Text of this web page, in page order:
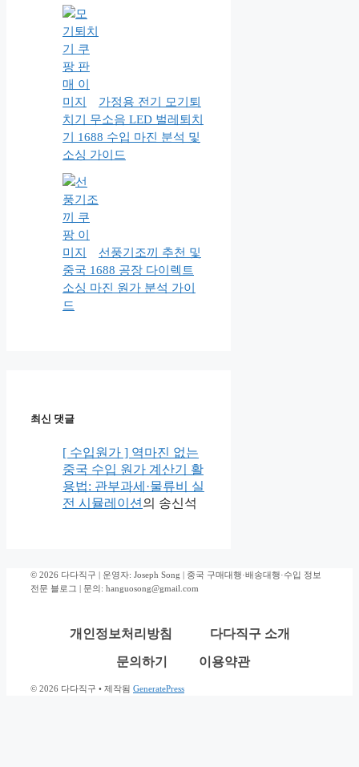
가정용 전기 모기퇴
치기 무소음 LED 벌레퇴치
기 1688 수입 마진 분석 및
소싱 가이드
선풍기조끼 추천 및
중국 1688 공장 다이렉트
소싱 마진 원가 분석 가이
드
최신 댓글
[ 수입원가 ] 역마진 없는
중국 수입 원가 계산기 활
용법: 관부과세·물류비 실
전 시뮬레이션 의 송신석
© 2026 다다직구 | 운영자: Joseph Song | 중국 구매대행·배송대행·수입 정보
전문 블로그 | 문의: hanguosong@gmail.com
개인정보처리방침 다다직구 소개
문의하기 이용약관
© 2026 다다직구 • 제작됨 GeneratePress